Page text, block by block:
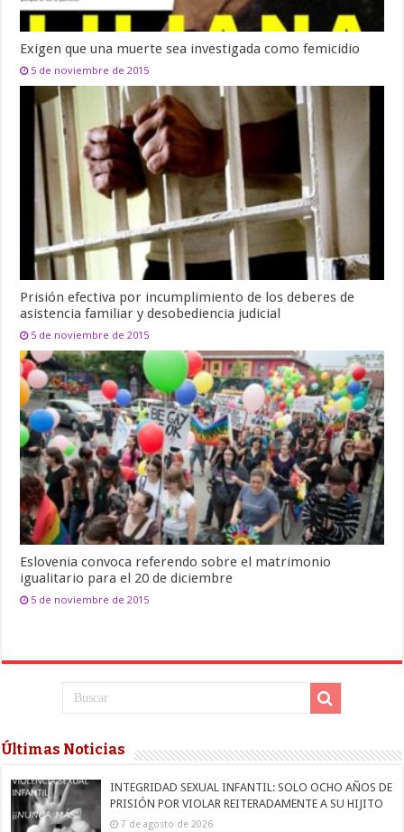
Exigen que una muerte sea investigada como femicidio
5 de noviembre de 2015
Prisión efectiva por incumplimiento de los deberes de
asistencia familiar y desobediencia judicial
5 de noviembre de 2015
Eslovenia convoca referendo sobre el matrimonio
igualitario para el 20 de diciembre
5 de noviembre de 2015
Últimas Noticias
INTEGRIDAD SEXUAL INFANTIL: SOLO OCHO AÑOS DE
PRISIÓN POR VIOLAR REITERADAMENTE A SU HIJITO
7 de agosto de 2026